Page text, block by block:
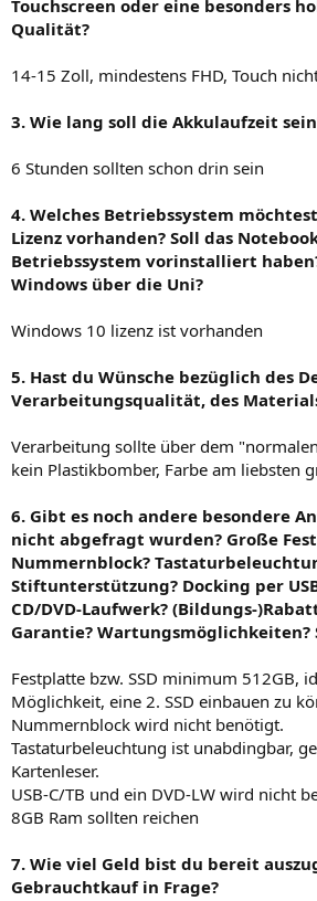
Touchscreen oder eine besonders
Qualität?
14-15 Zoll, mindestens FHD, Touch
3. Wie lang soll die Akkulaufzeit
6 Stunden sollten schon drin sein
4. Welches Betriebssystem
Lizenz vorhanden? Soll das
Betriebssystem vorinstalliert
Windows über die Uni?
Windows 10 lizenz ist vorhanden
5. Hast du Wünsche bezüglich des
Verarbeitungsqualität, des
Verarbeitung sollte über dem
kein Plastikbomber, Farbe am liebsten
6. Gibt es noch andere besondere
nicht abgefragt wurden? Große
Nummernblock?
Stiftunterstützung? Docking per
CD/DVD-Laufwerk? (Bildungs-
Garantie? Wartungsmöglichkeiten?
Festplatte bzw. SSD minimum 512GB,
Möglichkeit, eine 2. SSD einbauen zu
Nummernblock wird nicht benötigt.
Tastaturbeleuchtung ist unabdingbar,
Kartenleser.
USB-C/TB und ein DVD-LW wird nicht
8GB Ram sollten reichen
7. Wie viel Geld bist du bereit
Gebrauchtkauf in Frage?